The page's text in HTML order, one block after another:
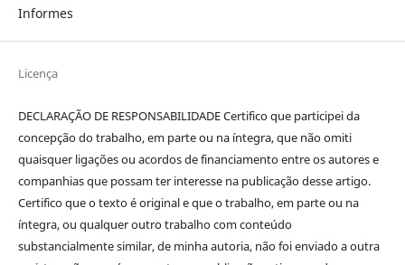
Informes
Licença
DECLARAÇÃO DE RESPONSABILIDADE Certifico que participei da
concepção do trabalho, em parte ou na íntegra, que não omiti
quaisquer ligações ou acordos de financiamento entre os autores e
companhias que possam ter interesse na publicação desse artigo.
Certifico que o texto é original e que o trabalho, em parte ou na
íntegra, ou qualquer outro trabalho com conteúdo
substancialmente similar, de minha autoria, não foi enviado a outra